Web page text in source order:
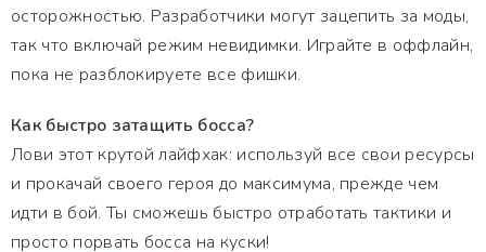
осторожностью. Разработчики могут зацепить за моды,
так что включай режим невидимки. Играйте в оффлайн,
пока не разблокируете все фишки.
Как быстро затащить босса?
Лови этот крутой лайфхак: используй все свои ресурсы
и прокачай своего героя до максимума, прежде чем
идти в бой. Ты сможешь быстро отработать тактики и
просто порвать босса на куски!